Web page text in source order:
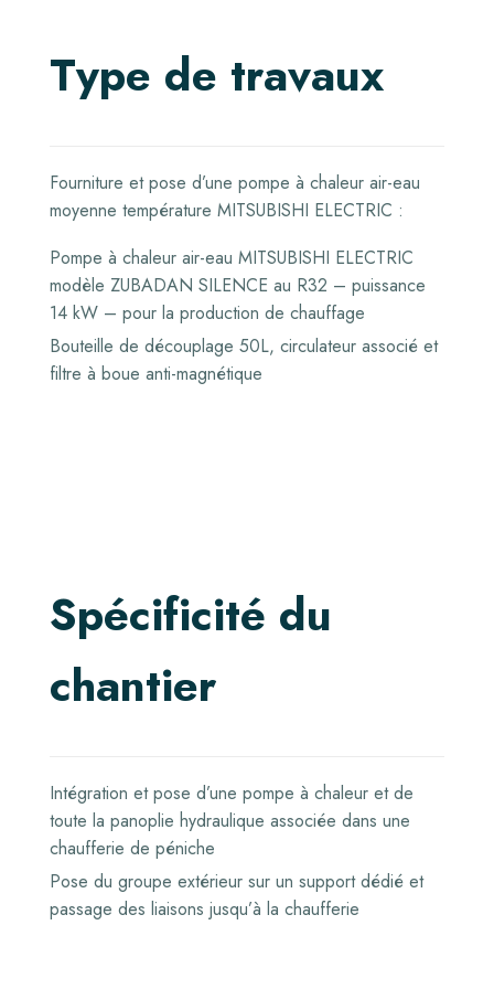
Type de travaux
Fourniture et pose d’une pompe à chaleur air-eau
moyenne température MITSUBISHI ELECTRIC :
Pompe à chaleur air-eau MITSUBISHI ELECTRIC
modèle ZUBADAN SILENCE au R32 – puissance
14 kW – pour la production de chauffage
Bouteille de découplage 50L, circulateur associé et
filtre à boue anti-magnétique
Spécificité du
chantier
Intégration et pose d’une pompe à chaleur et de
toute la panoplie hydraulique associée dans une
chaufferie de péniche
Pose du groupe extérieur sur un support dédié et
passage des liaisons jusqu’à la chaufferie